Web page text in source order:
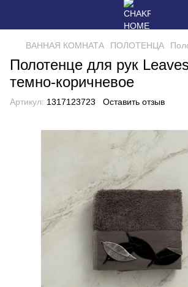
ВАННАЯ КОМНАТА ПОЛОТЕНЦА
Полотенце для рук
темно-коричневое
Артикул: 1317123723 Оставить отзыв